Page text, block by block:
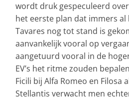
wordt druk gespeculeerd
het eerste plan dat immers
Tavares nog tot stand is
aanvankelijk vooral op
aangetuurd vooral in de
EV’s het ritme zouden
Ficili bij Alfa Romeo en Filosa
Stellantis verwacht men